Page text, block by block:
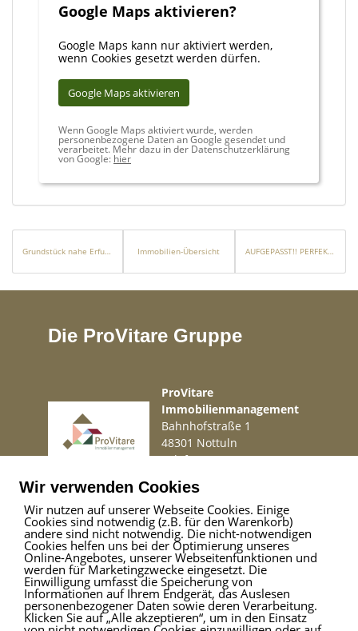
Google Maps aktivieren?
Google Maps kann nur aktiviert werden,
wenn Cookies gesetzt werden dürfen.
Google Maps aktivieren
Wenn Google Maps aktiviert wurde, werden
personenbezogene Daten an Google gesendet und
verarbeitet. Mehr dazu in der Datenschutzerklärung
von Google: hier
Grundstück nahe Erfurt mit Baugenehmigung für *Tiny * Modul-Doppelhaus oder Massivhaus. Immobilien-Übersicht AUFGEPASST!! PERFEKTE KAPITALANLAGE! Neubau-1-Zimmer-Wohnung in Nürnberg zentraler Lage
Die ProVitare Gruppe
ProVitare
Immobilienmanagement
Bahnhofstraße 1
48301 Nottuln
Telefon02509 99 49 871
Impressum|Haftungsausschluss|Datenschutz
ProVitare Commercial
GmbH
Bahnhofstraße 1
Wir verwenden Cookies
Wir nutzen auf unserer Webseite Cookies. Einige
Cookies sind notwendig (z.B. für den Warenkorb)
andere sind nicht notwendig. Die nicht-notwendigen
Cookies helfen uns bei der Optimierung unseres
Online-Angebotes, unserer Webseitenfunktionen und
werden für Marketingzwecke eingesetzt. Die
Einwilligung umfasst die Speicherung von
Informationen auf Ihrem Endgerät, das Auslesen
personenbezogener Daten sowie deren Verarbeitung.
Klicken Sie auf „Alle akzeptieren“, um in den Einsatz